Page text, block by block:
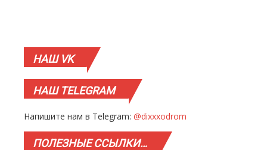
НАШVK
НАШTELEGRAM
Напишите нам в Telegram: @dixxxodrom
ПОЛЕЗНЫЕССЫЛКИ…